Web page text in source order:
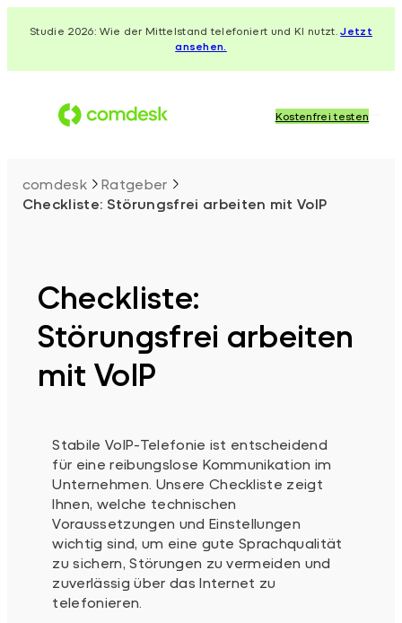
InhaltStudie 2026: Wie der Mittelstand telefoniert und KI nutzt.Jetzt
ansehen.
Kostenfrei testen
comdesk
Ratgeber
Checkliste: Störungsfrei arbeiten mit VoIP
Checkliste:
Störungsfrei arbeiten
mit VoIP
Stabile VoIP-Telefonie ist entscheidend
für eine reibungslose Kommunikation im
Unternehmen. Unsere Checkliste zeigt
Ihnen, welche technischen
Voraussetzungen und Einstellungen
wichtig sind, um eine gute Sprachqualität
zu sichern, Störungen zu vermeiden und
zuverlässig über das Internet zu
telefonieren.